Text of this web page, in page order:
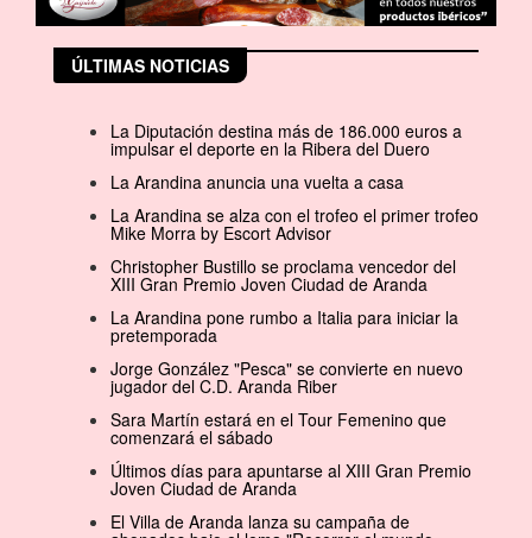
ÚLTIMAS NOTICIAS
La Diputación destina más de 186.000 euros a
impulsar el deporte en la Ribera del Duero
La Arandina anuncia una vuelta a casa
La Arandina se alza con el trofeo el primer trofeo
Mike Morra by Escort Advisor
Christopher Bustillo se proclama vencedor del
XIII Gran Premio Joven Ciudad de Aranda
La Arandina pone rumbo a Italia para iniciar la
pretemporada
Jorge González "Pesca" se convierte en nuevo
jugador del C.D. Aranda Riber
Sara Martín estará en el Tour Femenino que
comenzará el sábado
Últimos días para apuntarse al XIII Gran Premio
Joven Ciudad de Aranda
El Villa de Aranda lanza su campaña de